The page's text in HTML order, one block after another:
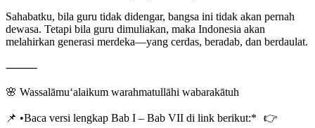
Sahabatku, bila guru tidak didengar, bangsa ini tidak akan pernah
dewasa. Tetapi bila guru dimuliakan, maka Indonesia akan
melahirkan generasi merdeka—yang cerdas, beradab, dan berdaulat.
⸻
🌸 Wassalāmu‘alaikum warahmatullāhi wabarakātuh
📌 •Baca versi lengkap Bab I – Bab VII di link berikut:* 👉